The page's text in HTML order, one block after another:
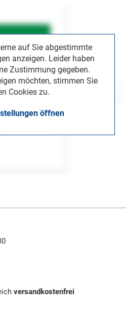
auf Sie abgestimmte
anzeigen. Leider haben
Zustimmung gegeben.
möchten, stimmen Sie
Cookies zu.
öffnen
versandkostenfrei